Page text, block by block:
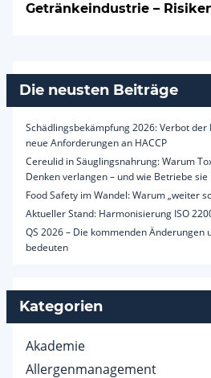
Getränkeindustrie –
Die neusten Beiträge
Schädlingsbekämpfung 2026: Verbot
neue Anforderungen an HACCP
Cereulid in Säuglingsnahrung: Warum
Denken verlangen – und wie Betriebe
Food Safety im Wandel: Warum „weiter
Aktueller Stand: Harmonisierung ISO
QS 2026 – Die kommenden Änderungen
bedeuten
Kategorien
Akademie
Allergenmanagement